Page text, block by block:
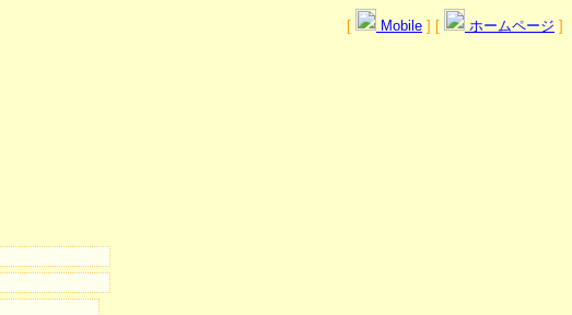
[ Mobile ] [ ホームページ ]